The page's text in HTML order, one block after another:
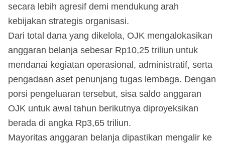
secara lebih agresif demi mendukung arah
kebijakan strategis organisasi.
Dari total dana yang dikelola, OJK mengalokasikan
anggaran belanja sebesar Rp10,25 triliun untuk
mendanai kegiatan operasional, administratif, serta
pengadaan aset penunjang tugas lembaga. Dengan
porsi pengeluaran tersebut, sisa saldo anggaran
OJK untuk awal tahun berikutnya diproyeksikan
berada di angka Rp3,65 triliun.
Mayoritas anggaran belanja dipastikan mengalir ke